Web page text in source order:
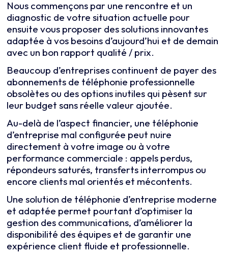
Nous commençons par une rencontre et un
diagnostic de votre situation actuelle pour
ensuite vous proposer des solutions innovantes
adaptée à vos besoins d’aujourd’hui et de demain
avec un bon rapport qualité / prix.
Beaucoup d’entreprises continuent de payer des
abonnements de téléphonie professionnelle
obsolètes ou des options inutiles qui pèsent sur
leur budget sans réelle valeur ajoutée.
Au-delà de l’aspect financier, une téléphonie
d’entreprise mal configurée peut nuire
directement à votre image ou à votre
performance commerciale : appels perdus,
répondeurs saturés, transferts interrompus ou
encore clients mal orientés et mécontents.
Une solution de téléphonie d’entreprise moderne
et adaptée permet pourtant d’optimiser la
gestion des communications, d’améliorer la
disponibilité des équipes et de garantir une
expérience client fluide et professionnelle.